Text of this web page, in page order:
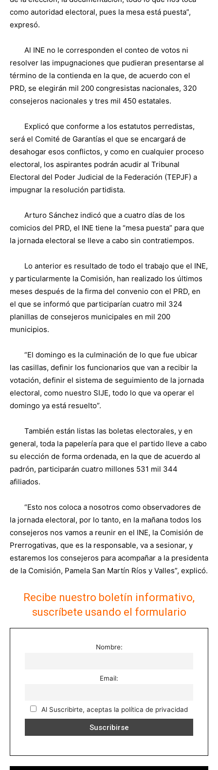
como autoridad electoral, pues la mesa está puesta”,
expresó.
Al INE no le corresponden el conteo de votos ni
resolver las impugnaciones que pudieran presentarse al
término de la contienda en la que, de acuerdo con el
PRD, se elegirán mil 200 congresistas nacionales, 320
consejeros nacionales y tres mil 450 estatales.
Explicó que conforme a los estatutos perredistas,
será el Comité de Garantías el que se encargará de
desahogar esos conflictos, y como en cualquier proceso
electoral, los aspirantes podrán acudir al Tribunal
Electoral del Poder Judicial de la Federación (TEPJF) a
impugnar la resolución partidista.
Arturo Sánchez indicó que a cuatro días de los
comicios del PRD, el INE tiene la “mesa puesta” para que
la jornada electoral se lleve a cabo sin contratiempos.
Lo anterior es resultado de todo el trabajo que el INE,
y particularmente la Comisión, han realizado los últimos
meses después de la firma del convenio con el PRD, en
el que se informó que participarían cuatro mil 324
planillas de consejeros municipales en mil 200
municipios.
“El domingo es la culminación de lo que fue ubicar
las casillas, definir los funcionarios que van a recibir la
votación, definir el sistema de seguimiento de la jornada
electoral, como nuestro SIJE, todo lo que va operar el
domingo ya está resuelto”.
También están listas las boletas electorales, y en
general, toda la papelería para que el partido lleve a cabo
su elección de forma ordenada, en la que de acuerdo al
padrón, participarán cuatro millones 531 mil 344
afiliados.
“Esto nos coloca a nosotros como observadores de
la jornada electoral, por lo tanto, en la mañana todos los
consejeros nos vamos a reunir en el INE, la Comisión de
Prerrogativas, que es la responsable, va a sesionar, y
estaremos los consejeros para acompañar a la presidenta
de la Comisión, Pamela San Martín Ríos y Valles”, explicó.
Recibe nuestro boletín informativo,
suscríbete usando el formulario
Nombre:
Email:
Al Suscribirte, aceptas la política de privacidad